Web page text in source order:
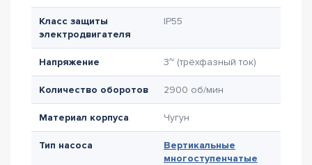
Класс защиты
электродвигателя
IP55
Напряжение 3~ (трёхфазный ток)
Количество оборотов 2900 об/мин
Материал корпуса Чугун
Тип насоса
Вертикальные
многоступенчатые